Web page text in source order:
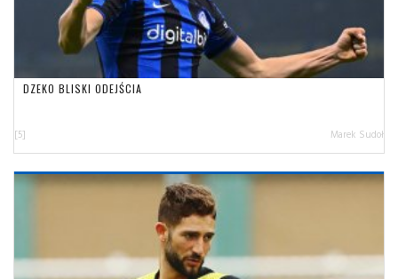
DZEKO BLISKI ODEJŚCIA
[5] Marek Sudoł